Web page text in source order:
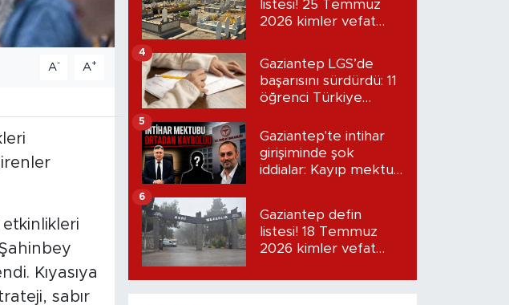
A- A+
etkinlikleri
Kıyasıya
sabır
listesi! 25 Temmuz
2026 kimler vefat
Gaziantep LGS’de
başarısını sürdürdü: 11
öğrenci Türkiye
4
Gaziantep'te intihar
girişiminde şok
iddialar: Kayıp mektup
5
Gaziantep defin
listesi! 18 Temmuz
2026 kimler vefat
6